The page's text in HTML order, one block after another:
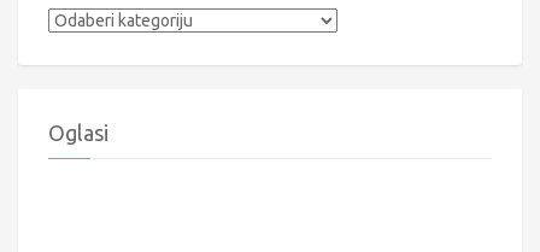
Kategorije
Oglasi